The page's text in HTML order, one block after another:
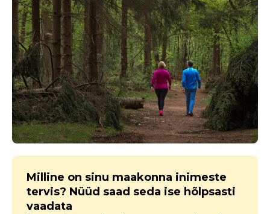
Milline on sinu maakonna inimeste
tervis? Nüüd saad seda ise hõlpsasti
vaadata